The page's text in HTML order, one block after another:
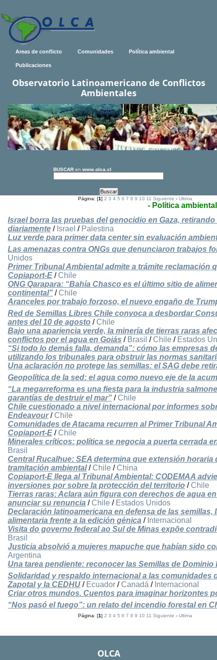
Areas de conflicto Comunidades Política ambiental
Publicaciones
Observatorio Latinoamericano de Conflictos
Ambientales
BUSCAR en www.olca.cl
Página: [1]2 3 4 5 6 7 8 9 10 11 Siguiente -Ultima
- Política ambiental
Israel borra las pruebas del genocidio en Gaza,
diariamente / Israel / Palestina
Luz verde para primer data center sin evaluación
Las amenazas contra ONGs que denunciaron trabajos
Unidos
Primer Tribunal Ambiental admite a trámite reclamación
Copiaport-E / Chile
ONG Qarapara: “Bahía Chasco es el último sitio de
continental” / Chile
Aranceles por trabajo forzoso, el nuevo engaño de
Red de Semillas Libres Chile convoca a desbordar
antes del 10 de agosto / Chile
Bajo una apariencia verde, la minería de tierras raras
conflictos por el agua en Goiás / Brasil / Chile / Estados
“Si todo lo demás falla, demanda”: cómo las empresas
utilizando los tribunales para obstruir las normas
Una aclaración no protege las semillas: el SAG debe
Geopolítica de la sed: el agua como nuevo eje de la
“La megarreforma es una fiesta para la industria
garantías de destruir el mar” / Chile
Chile cuestionado a nivel internacional por informes
Endeavour/ Chile
Comunidades de Atacama recurren al Primer Tribunal
Copiaport-E / Chile
Minerales críticos: política se negocia a puerta cerrada
Brasil
Central Rucalhue: SEA determina que extensión horaria
tramitación ambiental/ Chile / China
Copiaport-E llega al Tribunal Ambiental: CODEMAA
inversiones por sobre la protección del territorio / Chile
Tierras raras: Aclara aún figura con derechos de agua
anunciar su renuncia / Chile / Estados Unidos
Declaración latinoamericana en defensa de las
alimentaria frente a la edición génica / Internacional
Visita do governo federal ao Sul de Minas expõe
Brasil
Justicia absolvió a mujeres mapuche que habían sido
Argentina
Una tarea pendiente: reconocer las Semillas de Dominio
Solidaridad y respaldo internacional a las comunidades
Zapotal y la CEDHU / Ecuador / Canadá / Internacional
Criar otros mundos. Cuentos para imaginar horizontes
“Nos pasó el fuego”: un relato del incendio forestal en
Página: [1]2 3 4 5 6 7 8 9 10 11 Siguiente -Ultima
OLCA